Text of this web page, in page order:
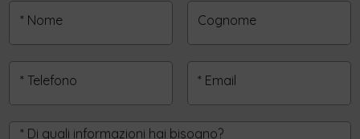
* Nome Cognome
* Telefono * Email
* Di quali informazioni hai bisogno?